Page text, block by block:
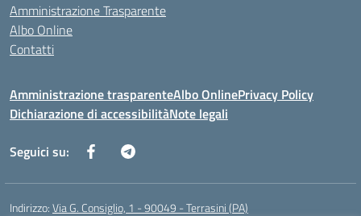
Amministrazione Trasparente
Albo Online
Contatti
Amministrazione trasparenteAlbo OnlinePrivacy Policy
Dichiarazione di accessibilitàNote legali
Seguici su:
Indirizzo:Via G. Consiglio, 1 - 90049 - Terrasini (PA)